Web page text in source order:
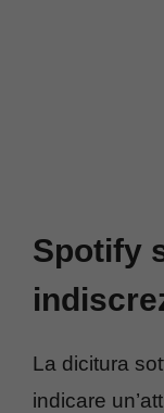
Spotify
La dicitura
indicare